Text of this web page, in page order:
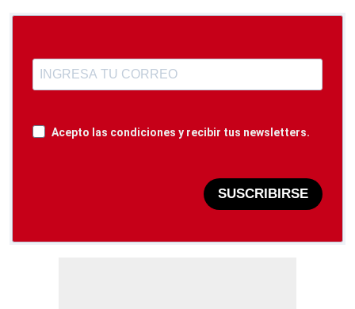
Acepto las condiciones y recibir tus newsletters.
SUSCRIBIRSE